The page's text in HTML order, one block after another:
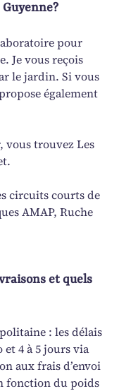
pour
Je vous reçois
le jardin. Si vous
également
trouvez Les
circuits courts de
AMAP, Ruche
et quels
: les délais
4 à 5 jours via
aux frais d’envoi
fonction du poids